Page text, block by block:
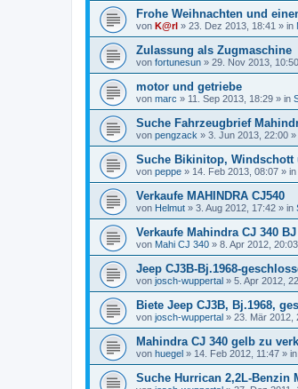
Frohe Weihnachten und
von K@rl » 23. Dez 2013, 18:41 » in
Zulassung als Zugmaschine
von fortunesun » 29. Nov 2013, 10:50
motor und getriebe
von marc » 11. Sep 2013, 18:29 » in
Suche Fahrzeugbrief
von pengzack » 3. Jun 2013, 22:00 »
Suche Bikinitop, Windschott
von peppe » 14. Feb 2013, 08:07 » in
Verkaufe MAHINDRA CJ540
von Helmut » 3. Aug 2012, 17:42 » in
Verkaufe Mahindra CJ 340 BJ
von Mahi CJ 340 » 8. Apr 2012, 20:03
Jeep CJ3B-Bj.1968-
von josch-wuppertal » 5. Apr 2012,
Biete Jeep CJ3B, Bj.1968,
von josch-wuppertal » 23. Mär 2012,
Mahindra CJ 340 gelb zu
von huegel » 14. Feb 2012, 11:47 » in
Suche Hurrican 2,2L-Benzin